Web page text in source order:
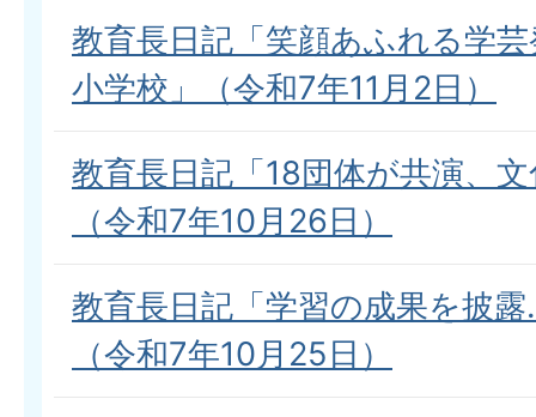
教育長日記「笑顔あふれる学
小学校」（令和7年11月2日）
教育長日記「18団体が共演、
（令和7年10月26日）
教育長日記「学習の成果を披
（令和7年10月25日）